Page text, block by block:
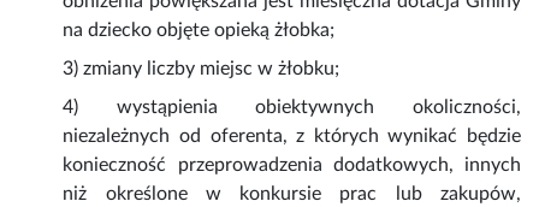
na dziecko objęte opieką żłobka;
3) zmiany liczby miejsc w żłobku;
4) wystąpienia obiektywnych okoliczności,
niezależnych od oferenta, z których wynikać będzie
konieczność przeprowadzenia dodatkowych, innych
niż określone w konkursie prac lub zakupów,